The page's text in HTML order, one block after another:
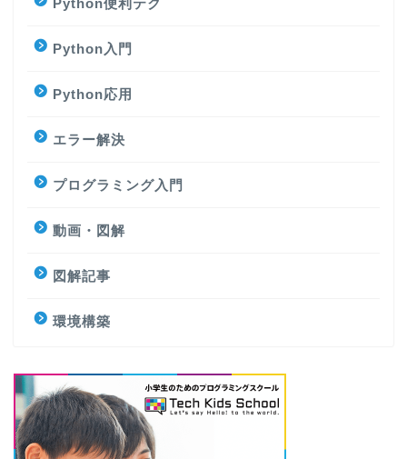
Python便利テク
Python入門
Python応用
エラー解決
プログラミング入門
動画・図解
図解記事
環境構築